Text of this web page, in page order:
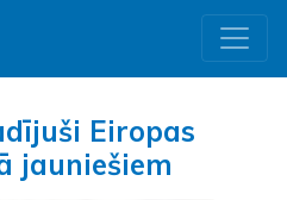
Eiropas
jauniešiem